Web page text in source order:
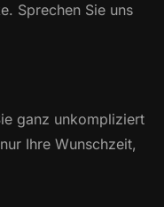
Sprechen Sie uns
ganz unkompliziert
Ihre Wunschzeit,